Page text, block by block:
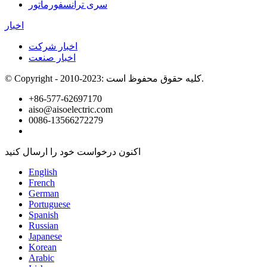
سری ترانسفورماتور
اخبار
اخبار شرکت
اخبار صنعت
© Copyright - 2010-2023: کلیه حقوق محفوظ است.
+86-577-62697170
aiso@aisoelectric.com
0086-13566272279
اکنون درخواست خود را ارسال کنید
English
French
German
Portuguese
Spanish
Russian
Japanese
Korean
Arabic